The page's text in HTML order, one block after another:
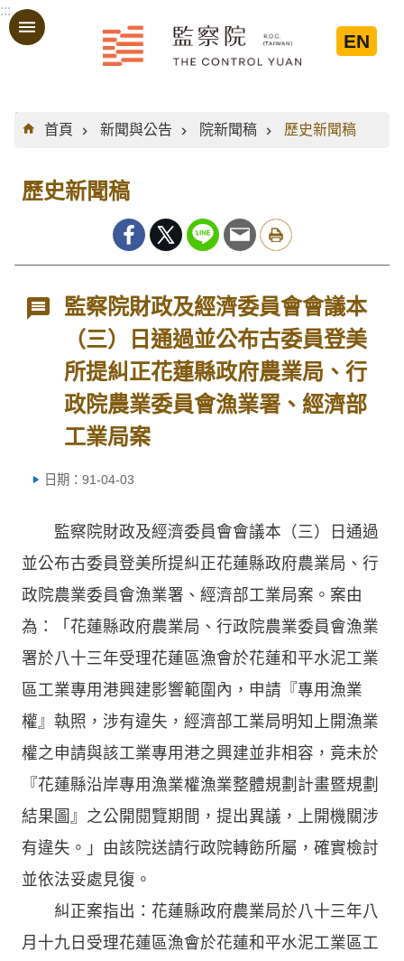
跳到主要內容區塊
:::
EN
:::
首頁
新聞與公告 院新聞稿 歷史新聞稿
歷史新聞稿
監察院財政及經濟委員會會議本
（三）日通過並公布古委員登美
所提糾正花蓮縣政府農業局、行
政院農業委員會漁業署、經濟部
工業局案
日期：91-04-03
監察院財政及經濟委員會會議本（三）日通過
並公布古委員登美所提糾正花蓮縣政府農業局、行
政院農業委員會漁業署、經濟部工業局案。案由
為：「花蓮縣政府農業局、行政院農業委員會漁業
署於八十三年受理花蓮區漁會於花蓮和平水泥工業
區工業專用港興建影響範圍內，申請『專用漁業
權』執照，涉有違失，經濟部工業局明知上開漁業
權之申請與該工業專用港之興建並非相容，竟未於
『花蓮縣沿岸專用漁業權漁業整體規劃計畫暨規劃
結果圖』之公開閱覽期間，提出異議，上開機關涉
有違失。」由該院送請行政院轉飭所屬，確實檢討
並依法妥處見復。
糾正案指出：花蓮縣政府農業局於八十三年八
月十九日受理花蓮區漁會於花蓮和平水泥工業區工